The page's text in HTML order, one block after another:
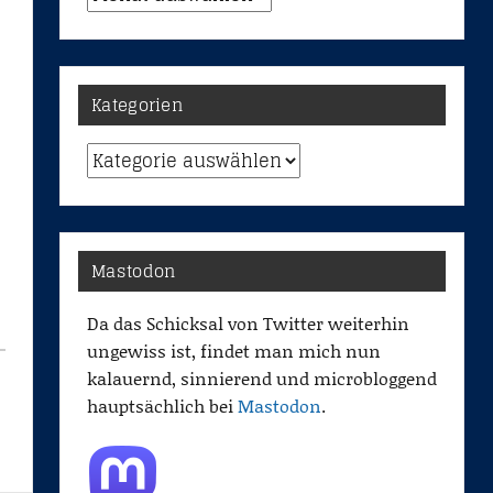
Kategorien
Kategorien
Mastodon
Da das Schicksal von Twitter weiterhin
ungewiss ist, findet man mich nun
kalauernd, sinnierend und microbloggend
hauptsächlich beiMastodon.